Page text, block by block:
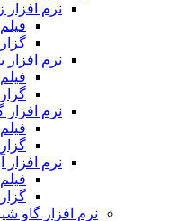
نرم
نرم افزار
نرم افزار
نرم افزار
نرم افزار گاو